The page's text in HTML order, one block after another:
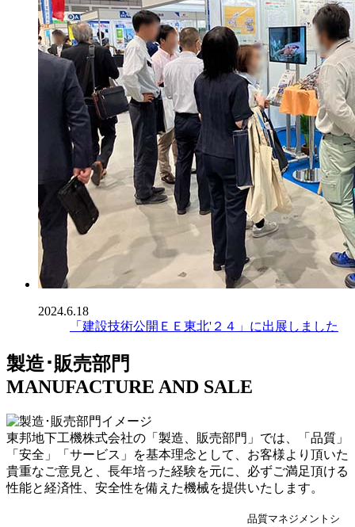
2024.6.18
「建設技術公開ＥＥ東北'２４」に出展しました
製造･販売部門
MANUFACTURE AND SALE
東邦地下工機株式会社の「製造、販売部門」では、「品質」
「安全」「サービス」を基本理念として、お客様より頂いた
貴重なご意見と、長年培った経験を元に、必ずご満足頂ける
性能と経済性、安全性を備えた機械を提供いたします。
品質マネジメントシ